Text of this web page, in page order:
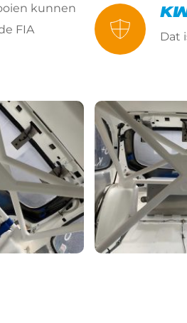
kunnen
FIA
Dat